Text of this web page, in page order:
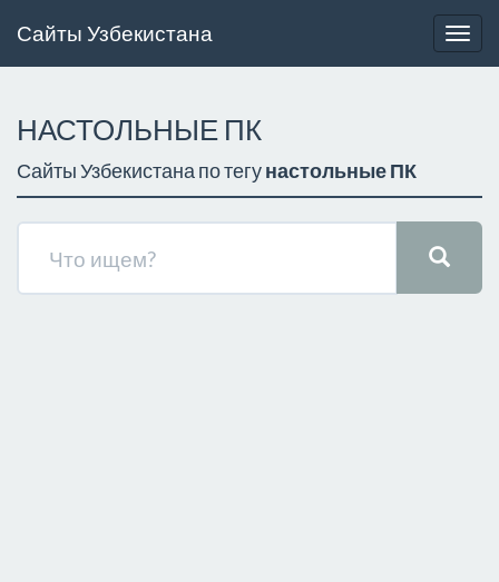
Сайты Узбекистана
НАСТОЛЬНЫЕ ПК
Сайты Узбекистана по тегунастольные ПК